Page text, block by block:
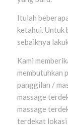
Itulah
ketahui. Untuk
sebaiknya
Kami
membutuhkan
panggilan /
massage
massage
terdekat